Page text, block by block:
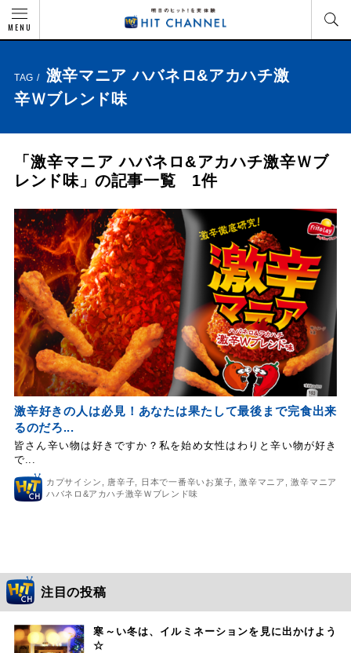
MENU
TAG /
激辛マニア ハバネロ&アカハチ激
辛Ｗブレンド味
「激辛マニア ハバネロ&アカハチ激辛Ｗブ
レンド味」の記事一覧 1件
激辛好きの人は必見！あなたは果たして最後まで完食出来
るのだろ...
皆さん辛い物は好きですか？私を始め女性はわりと辛い物が好き
で...
カプサイシン 唐辛子 日本で一番辛いお菓子 激辛マニア ,激辛マニア
ハバネロ&アカハチ激辛Ｗブレンド味
注目の投稿
寒～い冬は、イルミネーションを見に出かけよう
☆